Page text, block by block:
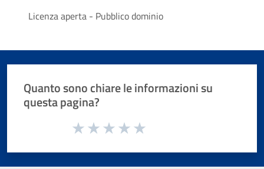
Licenza aperta - Pubblico dominio
Quanto sono chiare le informazioni su
questa pagina?
Valuta da 1 a 5 stelle la pagina